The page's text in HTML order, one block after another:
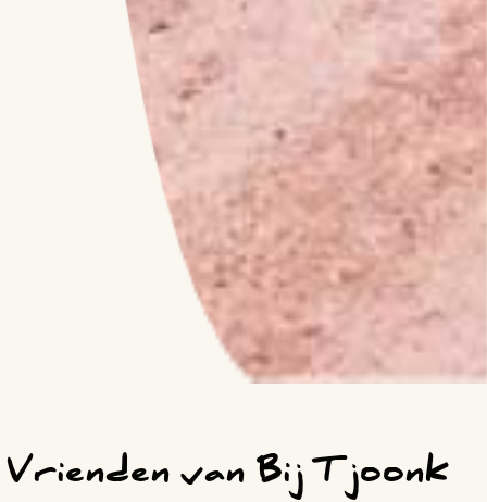
Vrienden van Bij Tjoonk